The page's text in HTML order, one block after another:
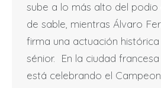
sube a lo más alto del podio
de sable, mientras Álvaro
firma una actuación
sénior. En la ciudad
está celebrando el